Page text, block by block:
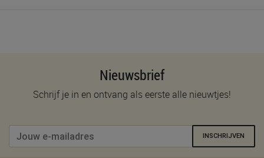
Nieuwsbrief
Schrijf je in en ontvang als eerste alle nieuwtjes!
INSCHRIJVEN